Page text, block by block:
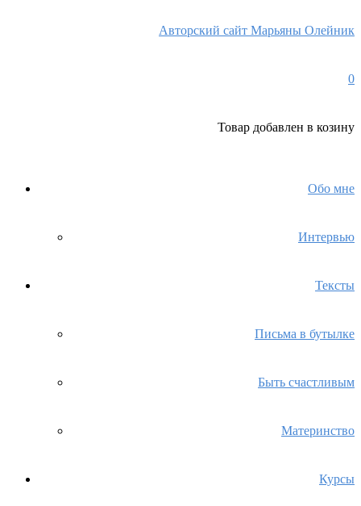
Авторский сайт Марьяны Олейник
0
Товар добавлен в козину
Обо мне
Интервью
Тексты
Письма в бутылке
Быть счастливым
Материнство
Курсы